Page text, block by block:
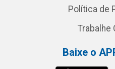
Política de
Trabalhe
Baixe o